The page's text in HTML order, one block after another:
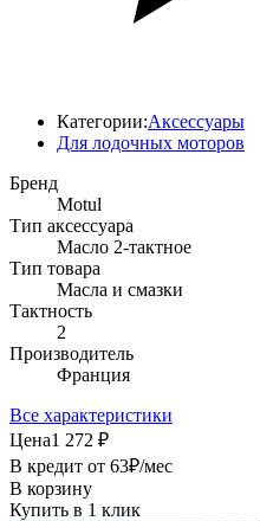
Категории:Аксессуары
Для лодочных моторов
Бренд
Motul
Тип аксессуара
Масло 2-тактное
Тип товара
Масла и смазки
Тактность
2
Производитель
Франция
Все характеристики
Цена1 272 ₽
В кредит от 63₽/мес
В корзину
Купить в 1 клик